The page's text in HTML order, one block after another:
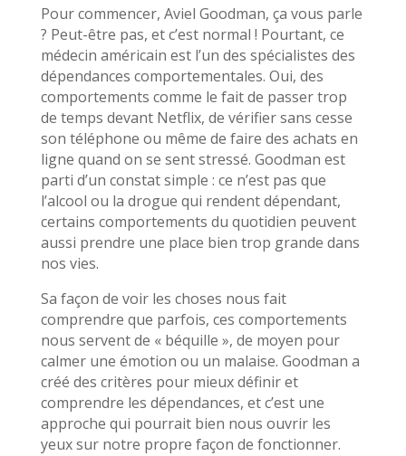
Pour commencer, Aviel Goodman, ça vous parle
? Peut-être pas, et c’est normal ! Pourtant, ce
médecin américain est l’un des spécialistes des
dépendances comportementales. Oui, des
comportements comme le fait de passer trop
de temps devant Netflix, de vérifier sans cesse
son téléphone ou même de faire des achats en
ligne quand on se sent stressé. Goodman est
parti d’un constat simple : ce n’est pas que
l’alcool ou la drogue qui rendent dépendant,
certains comportements du quotidien peuvent
aussi prendre une place bien trop grande dans
nos vies.
Sa façon de voir les choses nous fait
comprendre que parfois, ces comportements
nous servent de « béquille », de moyen pour
calmer une émotion ou un malaise. Goodman a
créé des critères pour mieux définir et
comprendre les dépendances, et c’est une
approche qui pourrait bien nous ouvrir les
yeux sur notre propre façon de fonctionner.